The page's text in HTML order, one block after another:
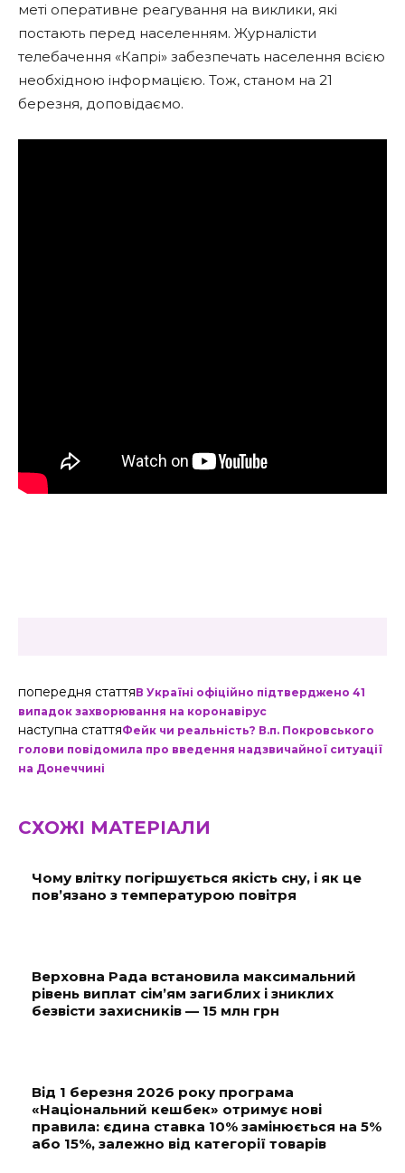
меті оперативне реагування на виклики, які
постають перед населенням. Журналісти
телебачення «Капрі» забезпечать населення всією
необхідною інформацією. Тож, станом на 21
березня, доповідаємо.
попередня статтяВ Україні офіційно підтверджено 41
випадок захворювання на коронавірус
наступна статтяФейк чи реальність? В.п. Покровського
голови повідомила про введення надзвичайної ситуації
на Донеччині
СХОЖІ МАТЕРІАЛИ
Чому влітку погіршується якість сну, і як це
пов’язано з температурою повітря
Верховна Рада встановила максимальний
рівень виплат сім’ям загиблих і зниклих
безвісти захисників — 15 млн грн
Від 1 березня 2026 року програма
«Національний кешбек» отримує нові
правила: єдина ставка 10% замінюється на 5%
або 15%, залежно від категорії товарів